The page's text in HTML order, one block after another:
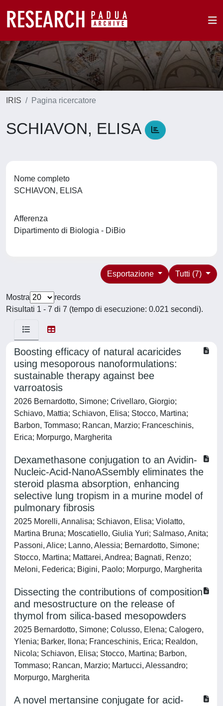
IRIS Pagina ricercatore
SCHIAVON, ELISA
Nome completo
SCHIAVON, ELISA
Afferenza
Dipartimento di Biologia - DiBio
Tutti (7)
Esportazione
Mostra
records
Risultati 1 - 7 di 7 (tempo di esecuzione: 0.021 secondi).
Boosting efficacy of natural acaricides
using mesoporous nanoformulations:
sustainable therapy against bee
varroatosis
2026 Bernardotto, Simone; Crivellaro, Giorgio;
Schiavo, Mattia; Schiavon, Elisa; Stocco, Martina;
Barbon, Tommaso; Rancan, Marzio; Franceschinis,
Erica; Morpurgo, Margherita
Dexamethasone conjugation to an Avidin-
Nucleic-Acid-NanoASsembly eliminates the
steroid plasma absorption, enhancing
selective lung tropism in a murine model of
pulmonary fibrosis
2025 Morelli, Annalisa; Schiavon, Elisa; Violatto,
Martina Bruna; Moscatiello, Giulia Yuri; Salmaso, Anita;
Passoni, Alice; Lanno, Alessia; Bernardotto, Simone;
Stocco, Martina; Mattarei, Andrea; Bagnati, Renzo;
Meloni, Federica; Bigini, Paolo; Morpurgo, Margherita
Dissecting the contributions of composition
and mesostructure on the release of
thymol from silica-based mesopowders
2025 Bernardotto, Simone; Colusso, Elena; Calogero,
Ylenia; Barker, Ilona; Franceschinis, Erica; Realdon,
Nicola; Schiavon, Elisa; Stocco, Martina; Barbon,
Tommaso; Rancan, Marzio; Martucci, Alessandro;
Morpurgo, Margherita
A novel mertansine conjugate for acid-